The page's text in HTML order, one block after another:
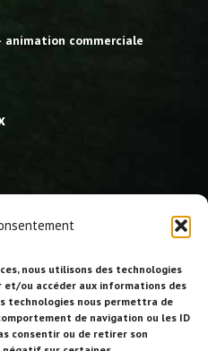
nous utilisons des technologies
ou accéder aux informations des
technologies nous permettra de
de navigation ou les ID
consentir ou de retirer son
animation commerciale
et jeunesse